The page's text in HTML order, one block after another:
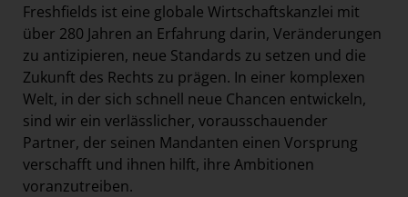
Freshfields ist eine globale Wirtschaftskanzlei mit
über 280 Jahren an Erfahrung darin, Veränderungen
zu antizipieren, neue Standards zu setzen und die
Zukunft des Rechts zu prägen. In einer komplexen
Welt, in der sich schnell neue Chancen entwickeln,
sind wir ein verlässlicher, vorausschauender
Partner, der seinen Mandanten einen Vorsprung
verschafft und ihnen hilft, ihre Ambitionen
voranzutreiben.